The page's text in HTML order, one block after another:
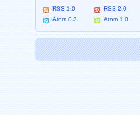
RSS 1.0
RSS 2.0
Atom 0.3
Atom 1.0